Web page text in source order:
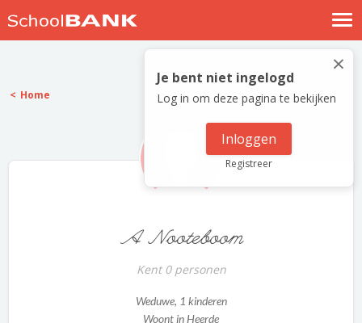
Nostalgische verhalen
Log in
Meld je gratis aan
×
Je bent niet ingelogd
Log in om deze pagina te bekijken
Inloggen
Registreer
Home
A Nooteboom
Kent 0 personen
Weduwe, 1 kinderen
Woont in Heerde